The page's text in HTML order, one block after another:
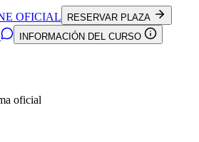
OFICIAL RESERVAR PLAZA
INFORMACIÓN DEL CURSO
oficial